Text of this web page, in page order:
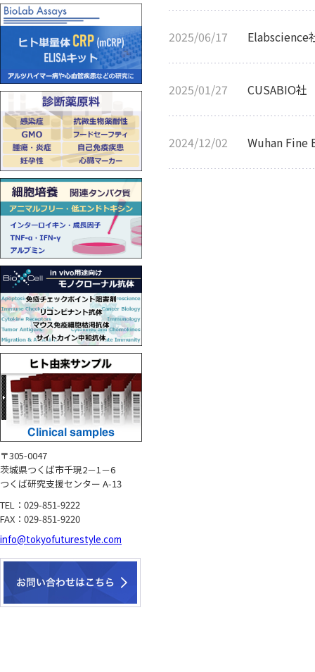
2025/06/17 Elabscience
2025/01/27 CUSABIO社
2024/12/02 Wuhan
〒305-0047
茨城県つくば市千現2－1－6
つくば研究支援センター A-13
TEL：029-851-9222
FAX：029-851-9220
info@tokyofuturestyle.com